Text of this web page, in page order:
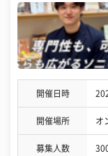
開催日時
開催場所 オ
募集人数